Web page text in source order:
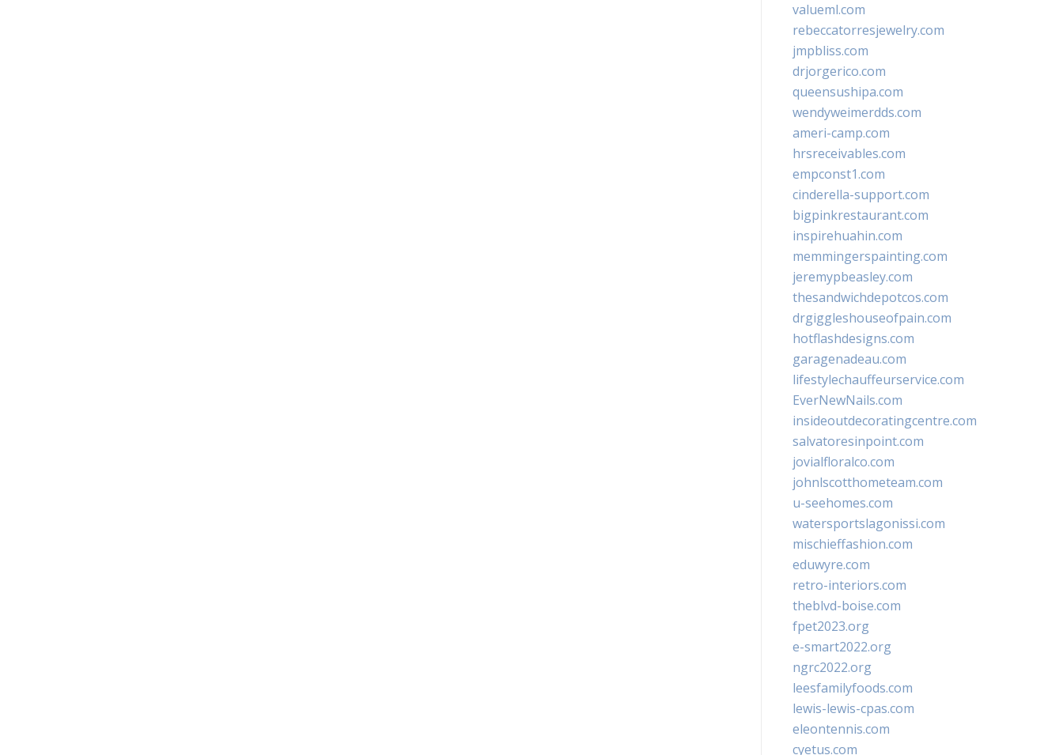
valueml.com
rebeccatorresjewelry.com
jmpbliss.com
drjorgerico.com
queensushipa.com
wendyweimerdds.com
ameri-camp.com
hrsreceivables.com
empconst1.com
cinderella-support.com
bigpinkrestaurant.com
inspirehuahin.com
memmingerspainting.com
jeremypbeasley.com
thesandwichdepotcos.com
drgiggleshouseofpain.com
hotflashdesigns.com
garagenadeau.com
lifestylechauffeurservice.com
EverNewNails.com
insideoutdecoratingcentre.com
salvatoresinpoint.com
jovialfloralco.com
johnlscotthometeam.com
u-seehomes.com
watersportslagonissi.com
mischieffashion.com
eduwyre.com
retro-interiors.com
theblvd-boise.com
fpet2023.org
e-smart2022.org
ngrc2022.org
leesfamilyfoods.com
lewis-lewis-cpas.com
eleontennis.com
cyetus.com